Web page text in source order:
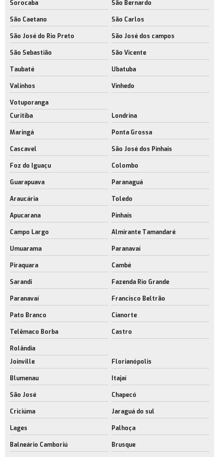
Empresa de galpão para indústria metal mecânica
Galpão para indústria rio de janeiro
Empresa de galpão para operações logísticas
Galpões com acesso para caminhões
Galpões industriais com licença ambiental
Empresa de galpões industriais modernos
Galpões logísticos modernos rj
Empresa de galpões logísticos modernos
Sorocaba São Bernardo
São Caetano São Carlos
São José do Rio Preto São José dos campos
São Sebastião São Vicente
Taubaté Ubatuba
Valinhos Vinhedo
Votuporanga
Curitiba
Londrina
Maringá Ponta Grossa
Cascavel São José dos Pinhais
Foz do Iguaçu Colombo
Guarapuava Paranaguá
Araucária Toledo
Apucarana Pinhais
Campo Largo Almirante Tamandaré
Umuarama Paranavaí
Piraquara Cambé
Sarandi Fazenda Rio Grande
Paranavaí Francisco Beltrão
Pato Branco Cianorte
Telêmaco Borba Castro
Rolândia
Joinville
Florianópolis
Blumenau Itajaí
São José Chapecó
Criciúma Jaraguá do sul
Lages Palhoça
Balneário Camboriú Brusque